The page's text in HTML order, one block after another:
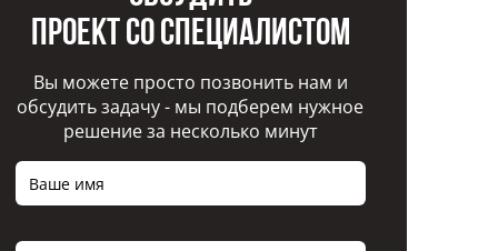
проект со специалистом
Вы можете просто позвонить нам и
обсудить задачу - мы подберем нужное
решение за несколько минут